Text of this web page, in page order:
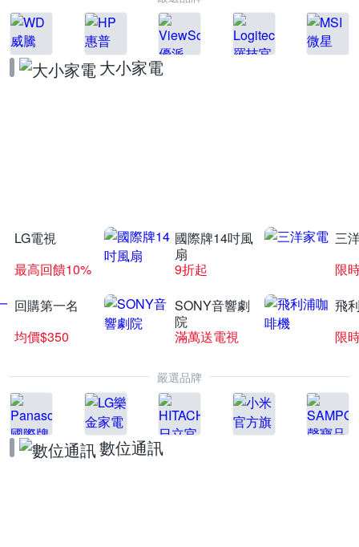
大小家電
LG電視
最高回饋10%
國際牌14吋風
扇
9折起
三
限
回購第一名
均價$350
SONY音響劇
院
滿萬送電視
飛
限
嚴選品牌
數位通訊